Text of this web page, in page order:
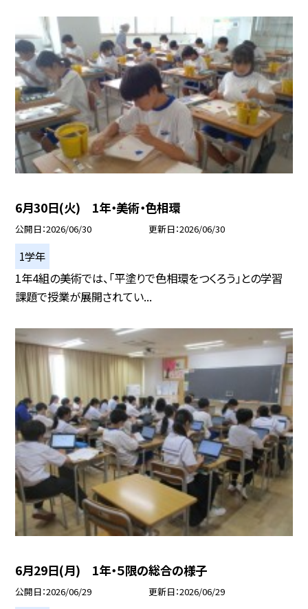
6月30日(火) 1年・美術・色相環
公開日 2026/06/30 更新日 2026/06/30
1学年
1年4組の美術では、「平塗りで色相環をつくろう」との学習
課題で授業が展開されてい...
6月29日(月) 1年・５限の総合の様子
公開日 2026/06/29 更新日 2026/06/29